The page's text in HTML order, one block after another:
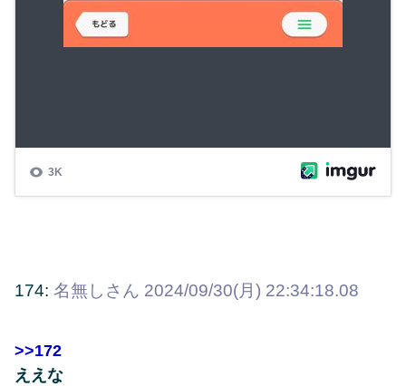
174: 名無しさん 2024/09/30(月) 22:34:18.08
>>172
ええな